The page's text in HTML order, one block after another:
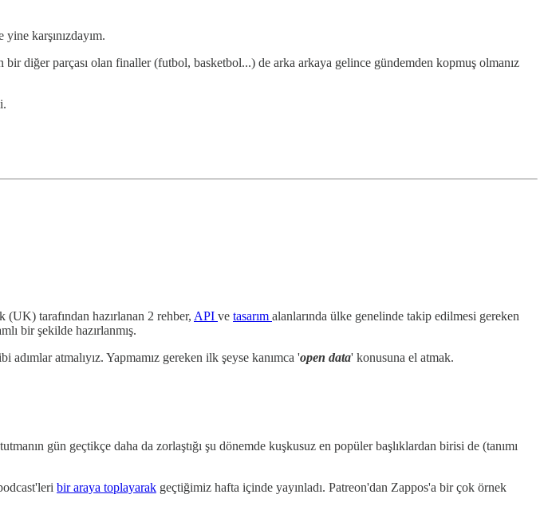
karşınızdayım.
diğer parçası olan finaller (futbol, basketbol...) de arka arkaya gelince gündemden kopmuş olmanız
tarafından hazırlanan 2 rehber, API ve tasarım alanlarında ülke genelinde takip edilmesi gereken
bir şekilde hazırlanmış.
atmalıyız. Yapmamız gereken ilk şeyse kanımca 'open data' konusuna el atmak.
gün geçtikçe daha da zorlaştığı şu dönemde kuşkusuz en popüler başlıklardan birisi de (tanımı
bir araya toplayarak geçtiğimiz hafta içinde yayınladı. Patreon'dan Zappos'a bir çok örnek